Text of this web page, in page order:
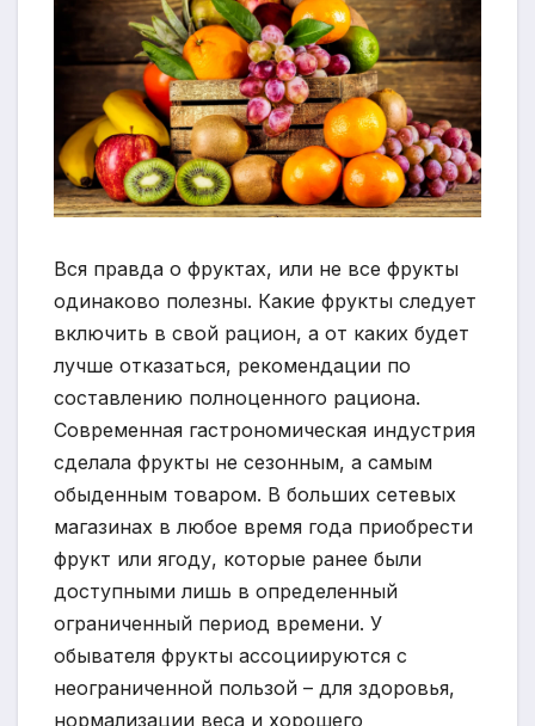
Вся правда о фруктах, или не все фрукты
одинаково полезны. Какие фрукты следует
включить в свой рацион, а от каких будет
лучше отказаться, рекомендации по
составлению полноценного рациона.
Современная гастрономическая индустрия
сделала фрукты не сезонным, а самым
обыденным товаром. В больших сетевых
магазинах в любое время года приобрести
фрукт или ягоду, которые ранее были
доступными лишь в определенный
ограниченный период времени. У
обывателя фрукты ассоциируются с
неограниченной пользой – для здоровья,
нормализации веса и хорошего